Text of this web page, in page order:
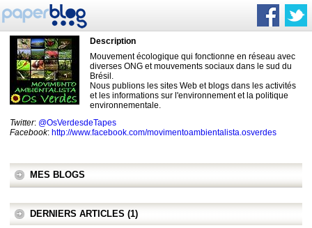
Description
Mouvement écologique qui fonctionne en réseau avec
diverses ONG et mouvements sociaux dans le sud du
Brésil.
Nous publions les sites Web et blogs dans les activités
et les informations sur l'environnement et la politique
environnementale.
Twitter: @OsVerdesdeTapes
Facebook: http://www.facebook.com/movimentoambientalista.osverdes
MES BLOGS
DERNIERS ARTICLES (1)